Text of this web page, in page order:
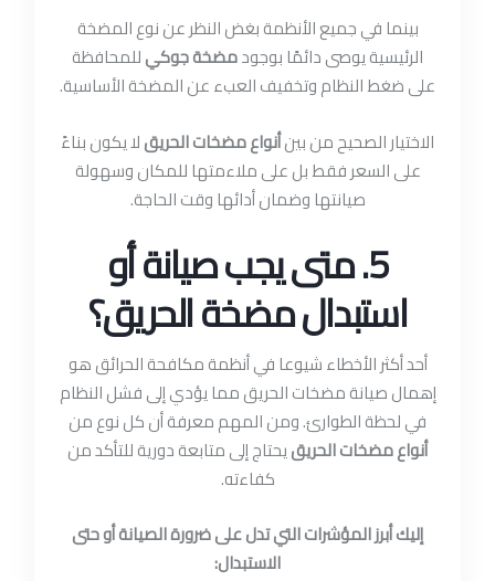
بينما في جميع الأنظمة بغض النظر عن نوع المضخة
الرئيسية يوصى دائمًا بوجودمضخة جوكيللمحافظة
على ضغط النظام وتخفيف العبء عن المضخة الأساسية.
الاختيار الصحيح من بينأنواع مضخات الحريقلا يكون بناءً
على السعر فقط بل على ملاءمتها للمكان وسهولة
صيانتها وضمان أدائها وقت الحاجة.
5. متى يجب صيانة أو
استبدال مضخة الحريق؟
أحد أكثر الأخطاء شيوعا في أنظمة مكافحة الحرائق هو
إهمال صيانة مضخات الحريق مما يؤدي إلى فشل النظام
في لحظة الطوارئ. ومن المهم معرفة أن كل نوع من
أنواع مضخات الحريقيحتاج إلى متابعة دورية للتأكد من
كفاءته.
إليك أبرز المؤشرات التي تدل على ضرورة الصيانة أو حتى
الاستبدال: